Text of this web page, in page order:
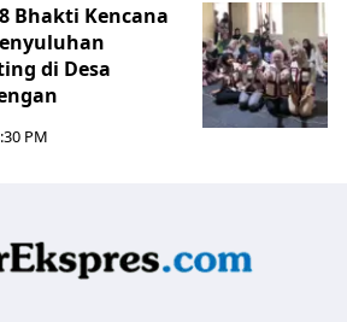
Bhakti Kencana
di Desa
PM